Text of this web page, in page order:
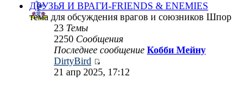
ДРУЗЬЯ И ВРАГИ-FRIENDS & ENEMIES
тема для обсуждения врагов и союзников Шпор
23 Темы
2250 Сообщения
Последнее сообщение Кобби Мейну
DirtyBird
21 апр 2025, 17:12